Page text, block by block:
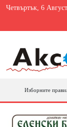
Четвъртък, 6
Изборните